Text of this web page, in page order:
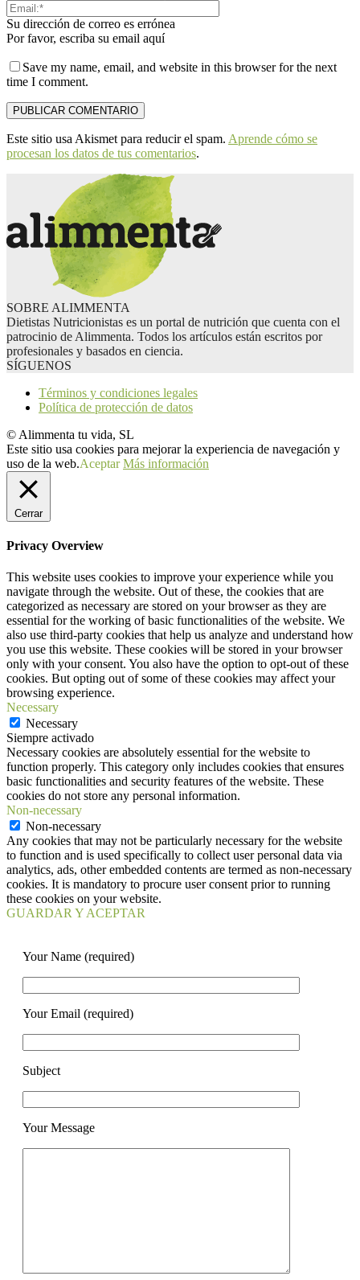
Su dirección de correo es errónea
Por favor, escriba su email aquí
Save my name, email, and website in this browser for the next
time I comment.
Este sitio usa Akismet para reducir el spam. Aprende cómo se
procesan los datos de tus comentarios.
SOBRE ALIMMENTA
Dietistas Nutricionistas es un portal de nutrición que cuenta con el
patrocinio de Alimmenta. Todos los artículos están escritos por
profesionales y basados en ciencia.
SÍGUENOS
Términos y condiciones legales
Política de protección de datos
© Alimmenta tu vida, SL
Este sitio usa cookies para mejorar la experiencia de navegación y
uso de la web.Aceptar Más información
Cerrar
Privacy Overview
This website uses cookies to improve your experience while you
navigate through the website. Out of these, the cookies that are
categorized as necessary are stored on your browser as they are
essential for the working of basic functionalities of the website. We
also use third-party cookies that help us analyze and understand how
you use this website. These cookies will be stored in your browser
only with your consent. You also have the option to opt-out of these
cookies. But opting out of some of these cookies may affect your
browsing experience.
Necessary
Necessary
Siempre activado
Necessary cookies are absolutely essential for the website to
function properly. This category only includes cookies that ensures
basic functionalities and security features of the website. These
cookies do not store any personal information.
Non-necessary
Non-necessary
Any cookies that may not be particularly necessary for the website
to function and is used specifically to collect user personal data via
analytics, ads, other embedded contents are termed as non-necessary
cookies. It is mandatory to procure user consent prior to running
these cookies on your website.
GUARDAR Y ACEPTAR
Your Name (required)
Your Email (required)
Subject
Your Message